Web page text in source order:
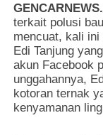
terkait polusi
mencuat, kali ini
Edi Tanjung
akun Facebook
unggahannya,
kotoran ternak
kenyamanan